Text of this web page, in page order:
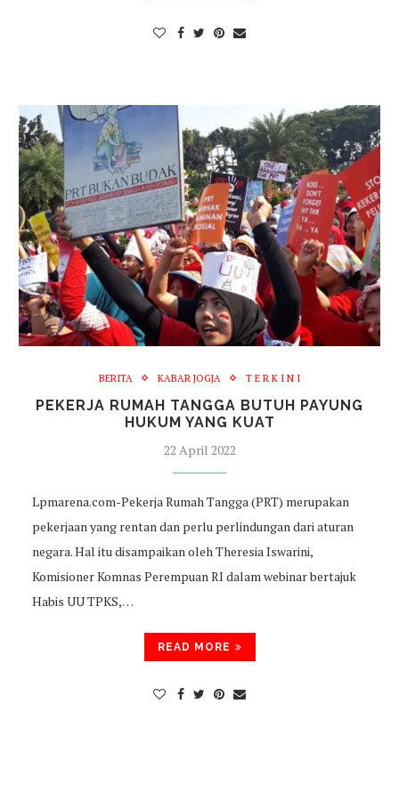
BERITA KABAR JOGJA T E R K I N I
PEKERJA RUMAH TANGGA BUTUH PAYUNG
HUKUM YANG KUAT
22 April 2022
Lpmarena.com-Pekerja Rumah Tangga (PRT) merupakan
pekerjaan yang rentan dan perlu perlindungan dari aturan
negara. Hal itu disampaikan oleh Theresia Iswarini,
Komisioner Komnas Perempuan RI dalam webinar bertajuk
Habis UU TPKS,…
READ MORE